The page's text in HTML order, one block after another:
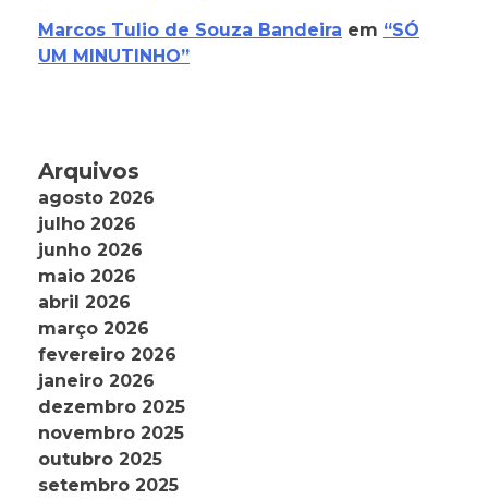
Marcos Tulio de Souza Bandeira em “SÓ
UM MINUTINHO”
Arquivos
agosto 2026
julho 2026
junho 2026
maio 2026
abril 2026
março 2026
fevereiro 2026
janeiro 2026
dezembro 2025
novembro 2025
outubro 2025
setembro 2025